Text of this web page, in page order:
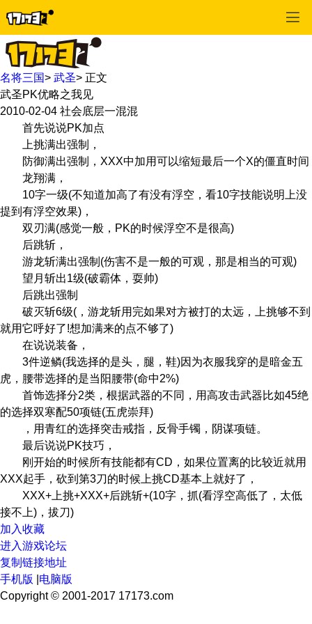
名将三国> 武圣> 正文
武圣PK优略之我见
2010-02-04 社会底层一混混
首先说说PK加点
上挑满出强制，
防御满出强制，XXX中加用可以缩短最后一个X的僵直时间
龙翔满，
10字一级(不知道加高了有没有浮空，看10字技能说明上没
提到有浮空效果)，
双刃满(感觉一般，PK的时候浮空不是很高)
后跳斩，
游龙斩满出强制(伤害不是一般的可观，那是相当的可观)
望月斩出1级(破霸体，耍帅)
后跳出强制
破灭斩6级(，游龙斩用完如果对方被打的太远，上挑够不到
就用它呼好了!想加满来的点不够了)
在说说装备，
3件逆鳞(我选择的是头，腿，鞋)因为衣服我穿的是暗金五
虎，腰带选择的是当阳腰带(命中2%)
首饰选择分2类，根据武器的不同，用高攻击武器比如45绝
的选择双寒配50项链(五虎崇拜)
，用青红的选择突击戒指，反骨手镯，阴谋项链。
最后说说PK技巧，
刚开始的时候所有技能都有CD，如果位置离的比较近就用
XXX起手，砍到第3刀的时候上挑CD基本上就好了，
XXX+上挑+XXX+后跳斩+(10字，抓(看浮空高低了，太低
接不上)，拔刀)
加入收藏
进入游戏论坛
复制链接地址
手机版
电脑版
Copyright © 2001-2017 17173.com